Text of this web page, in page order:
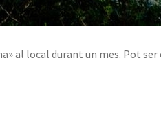
al local durant un mes. Pot